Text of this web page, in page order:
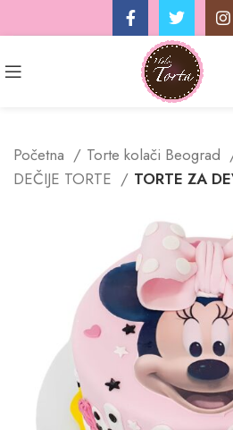
Početna Torte kolači Beograd
DEČIJE TORTE
TORTE ZA